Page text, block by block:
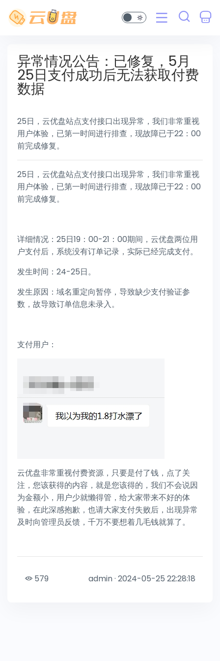
异常情况公告：已修复，5月
25日支付成功后无法获取付费
数据
25日，云优盘站点支付接口出现异常，我们非常重视
用户体验，已第一时间进行排查，现故障已于22：00
前完成修复。
25日，云优盘站点支付接口出现异常，我们非常重视
用户体验，已第一时间进行排查，现故障已于22：00
前完成修复。
详细情况：25日19：00-21：00期间，云优盘两位用
户支付后，系统没有订单记录，实际已经完成支付。
发生时间：24-25日。
发生原因：域名重定向暂停，导致缺少支付验证参
数，故导致订单信息未录入。
支付用户：
云优盘非常重视付费资源，只要是付了钱，点了关
注，您该获得的内容，就是您该得的，我们不会说因
为金额小，用户少就懒得管，给大家带来不好的体
验，在此深感抱歉，也请大家支付失败后，出现异常
及时向管理员反馈，千万不要想着几毛钱就算了。
579 admin · 2024-05-25 22:28:18